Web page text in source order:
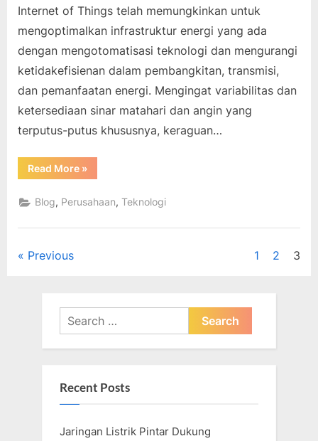
Internet of Things telah memungkinkan untuk
mengoptimalkan infrastruktur energi yang ada
dengan mengotomatisasi teknologi dan mengurangi
ketidakefisienan dalam pembangkitan, transmisi,
dan pemanfaatan energi. Mengingat variabilitas dan
ketersediaan sinar matahari dan angin yang
terputus-putus khususnya, keraguan…
Read More“Hari
Energi
2019:
Pengontrolan
energi
»
Blog, Perusahaan,Teknologi
Posts
Previous 1 2 3
Search
for:
Recent Posts
Jaringan Listrik Pintar Dukung